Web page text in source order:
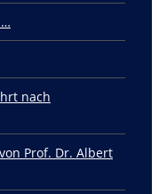
nach
Prof. Dr. Albert